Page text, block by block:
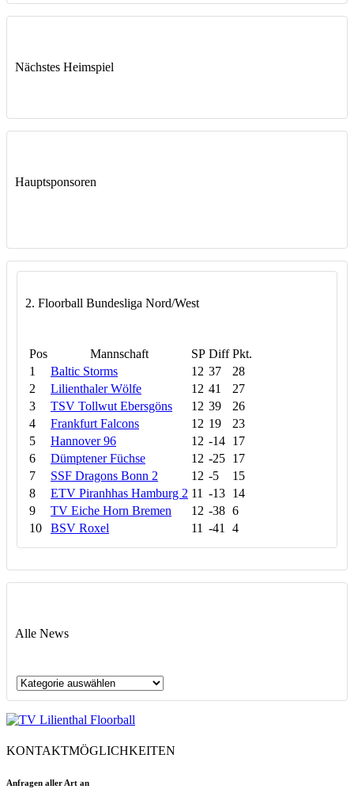
Nächstes Heimspiel
Hauptsponsoren
2. Floorball Bundesliga Nord/West
Pos Mannschaft SP Diff Pkt.
1
Baltic Storms 12 37
28
2
Lilienthaler Wölfe 12 41
27
3
TSV Tollwut Ebersgöns 12 39
26
4
Frankfurt Falcons 12 19
23
5
Hannover 96 12 -14 17
6
Dümptener Füchse 12 -25 17
7
SSF Dragons Bonn 2 12 -5
15
8
ETV Piranhhas Hamburg 2 11 -13 14
9
TV Eiche Horn Bremen 12 -38 6
10
BSV Roxel 11 -41 4
Alle News
Alle
KONTAKTMÖGLICHKEITEN
Anfragen aller Art an